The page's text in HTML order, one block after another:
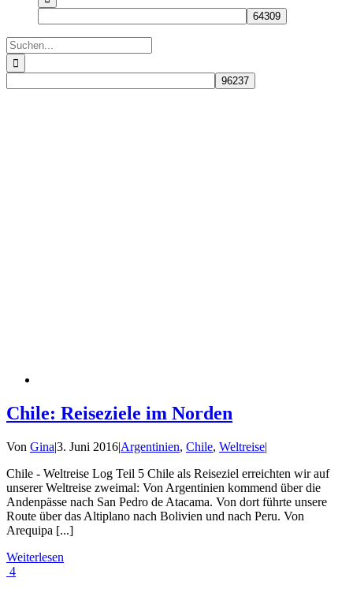
Suche
nach:
Chile: Reiseziele im Norden
Von Gina|3. Juni 2016|Argentinien, Chile, Weltreise|
Chile - Weltreise Log Teil 5 Chile als Reiseziel erreichten wir auf
unserer Weltreise zweimal: Von Argentinien kommend über die
Andenpässe nach San Pedro de Atacama. Von dort führte unsere
Route über das Altiplano nach Bolivien und nach Peru. Von
Arequipa [...]
Weiterlesen
4